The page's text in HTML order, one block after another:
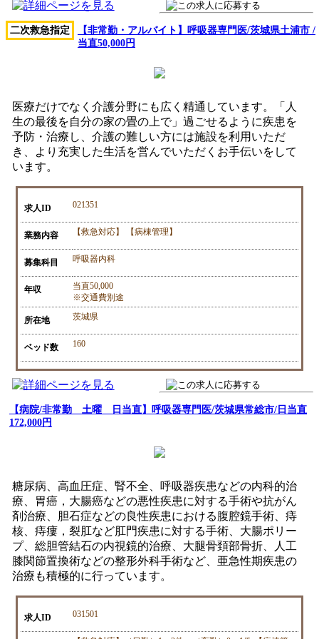
二次救急指定
【非常勤・アルバイト】呼吸器専門医/茨城県土浦市 /
当直50,000円
医療だけでなく介護分野にも広く精通しています。「人
生の最後を自分の家の畳の上で」過ごせるように疾患を
予防・治療し、介護の難しい方には施設を利用いただ
き、より充実した生活を営んでいただくお手伝いをして
います。
求人ID 021351
業務内容 【救急対応】 【病棟管理】
募集科目 呼吸器内科
年収
当直50,000
※交通費別途
所在地 茨城県
ベッド数 160
【病院/非常勤 土曜 日当直】呼吸器専門医/茨城県常総市/日当直
172,000円
糖尿病、高血圧症、腎不全、呼吸器疾患などの内科的治
療、胃癌，大腸癌などの悪性疾患に対する手術や抗がん
剤治療、胆石症などの良性疾患における腹腔鏡手術、痔
核、痔瘻，裂肛など肛門疾患に対する手術、大腸ポリー
プ、総胆管結石の内視鏡的治療、大腿骨頚部骨折、人工
膝関節置換術などの整形外科手術など、亜急性期疾患の
治療も積極的に行っています。
求人ID 031501